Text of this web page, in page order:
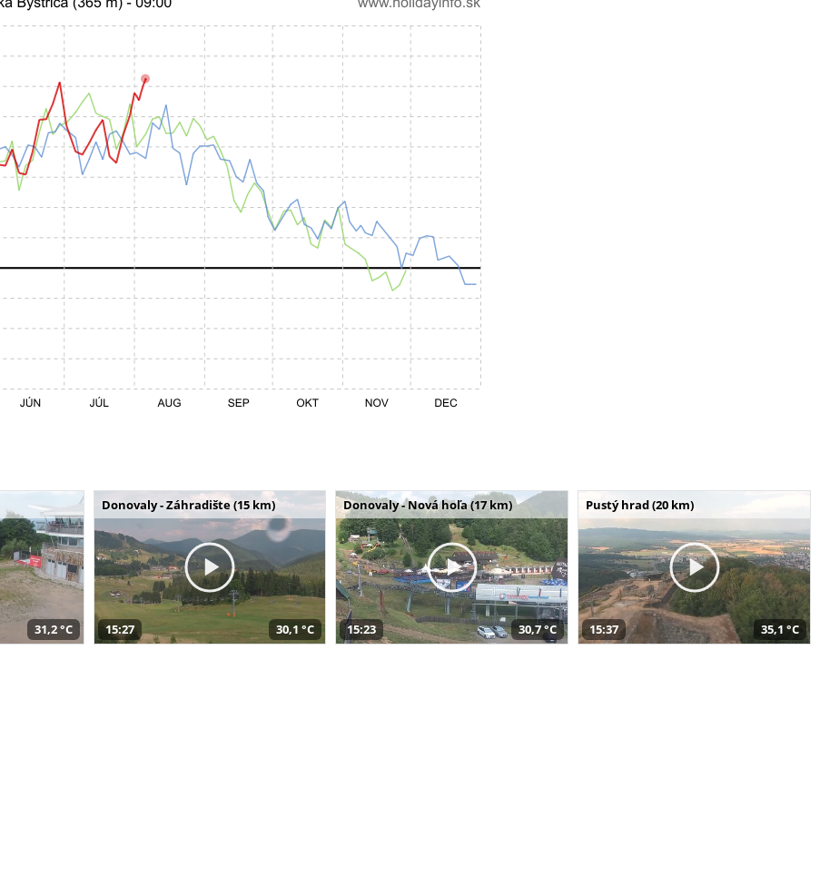
31,2 °C
Donovaly - Záhradište (15 km)
15:27 30,1 °C
Donovaly - Nová hoľa (17 km)
15:23 30,7 °C
Pustý hrad (20 km)
15:37 35,1 °C